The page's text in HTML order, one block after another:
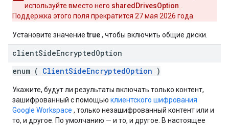
используйте вместо него sharedDrivesOption
Поддержка этого поля прекратится 27 мая 2026 года.
Установите значениеtrue, чтобы включить общие диски.
clientSideEncryptedOption
enum ( ClientSideEncryptedOption )
Укажите, будут ли результаты включать только контент,
зашифрованный с помощью клиентского шифрования
Google Workspace , только незашифрованный контент или и
то, и другое. По умолчанию — и то, и другое. В настоящее